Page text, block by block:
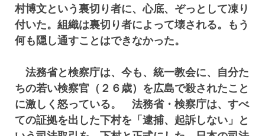
村博文という裏切り者に、心底、ぞっとして凍り
付いた。組織は裏切り者によって壊される。もう
何も隠し通すことはできなかった。
法務省と検察庁は、今も、統一教会に、自分た
ちの若い検察官（２６歳）を広島で殺されたこと
に激しく怒っている。 法務省・検察庁は、すべ
ての証拠を出した下村を「逮捕、起訴しない」と